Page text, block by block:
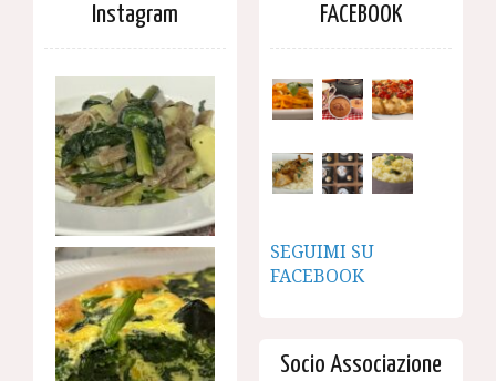
Instagram FACEBOOK
SEGUIMI SU
FACEBOOK
Socio Associazione